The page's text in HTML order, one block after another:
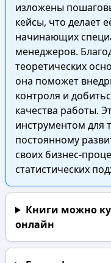
изложены
кейсы, что делает
начинающих
менеджеров.
теоретических
она поможет
контроля и
качества работы.
инструментом для
постоянному
своих бизнес-
статистических
Книги можно
онлайн